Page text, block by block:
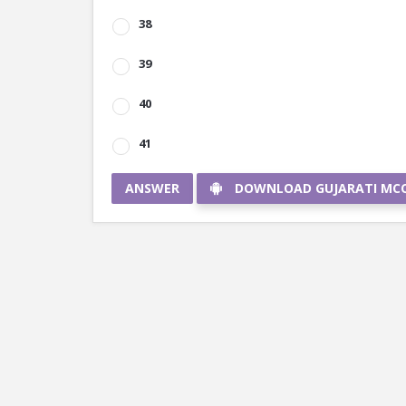
38
39
40
41
ANSWER DOWNLOAD GUJARATI